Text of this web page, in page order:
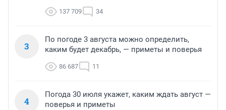
137 709 34
3
По погоде 3 августа можно определить,
каким будет декабрь, — приметы и поверья
86 687 11
4
Погода 30 июля укажет, каким ждать август —
поверья и приметы